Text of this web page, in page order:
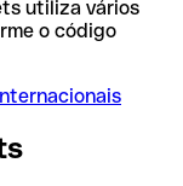
utiliza vários
o código